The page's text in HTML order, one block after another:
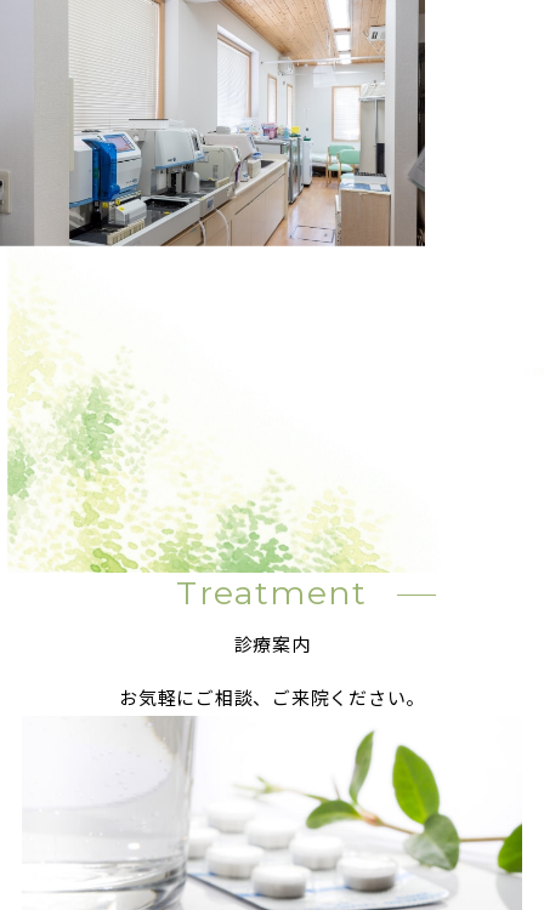
Treatment
診療案内
お気軽にご相談、ご来院ください。